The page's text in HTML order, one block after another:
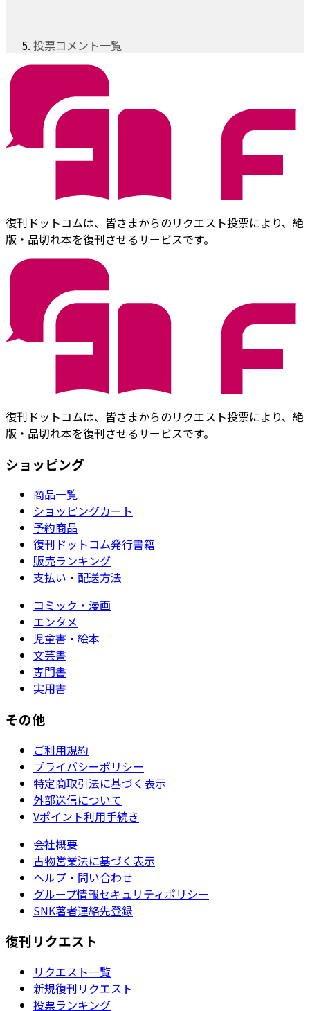
投票コメント一覧
復刊ドットコムは、皆さまからのリクエスト投票により、絶
版・品切れ本を復刊させるサービスです。
復刊ドットコムは、皆さまからのリクエスト投票により、絶
版・品切れ本を復刊させるサービスです。
ショッピング
商品一覧
ショッピングカート
予約商品
復刊ドットコム発行書籍
販売ランキング
支払い・配送方法
コミック・漫画
エンタメ
児童書・絵本
文芸書
専門書
実用書
その他
ご利用規約
プライバシーポリシー
特定商取引法に基づく表示
外部送信について
Vポイント利用手続き
会社概要
古物営業法に基づく表示
ヘルプ・問い合わせ
グループ情報セキュリティポリシー
SNK著者連絡先登録
復刊リクエスト
リクエスト一覧
新規復刊リクエスト
投票ランキング